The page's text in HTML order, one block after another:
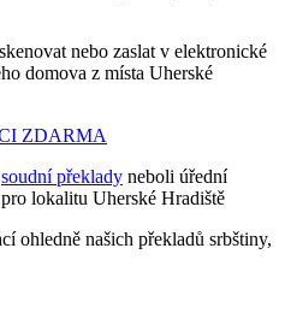
nebo zaslat v elektronické
domova z místa Uherské
ZDARMA
soudní překlady neboli úřední
lokalitu Uherské Hradiště
ohledně našich překladů srbštiny,